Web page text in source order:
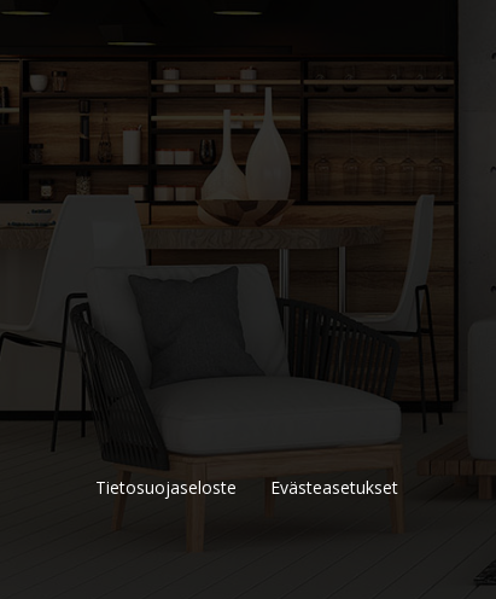
Tietosuojaseloste Evästeasetukset